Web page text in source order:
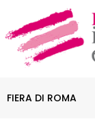
FIERA DI ROMA